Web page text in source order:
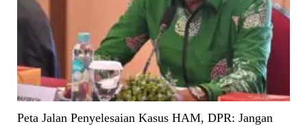
Peta Jalan Penyelesaian Kasus HAM, DPR: Jangan